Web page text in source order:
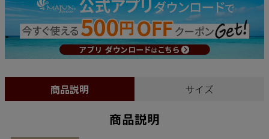
商品説明 サイズ
商品説明